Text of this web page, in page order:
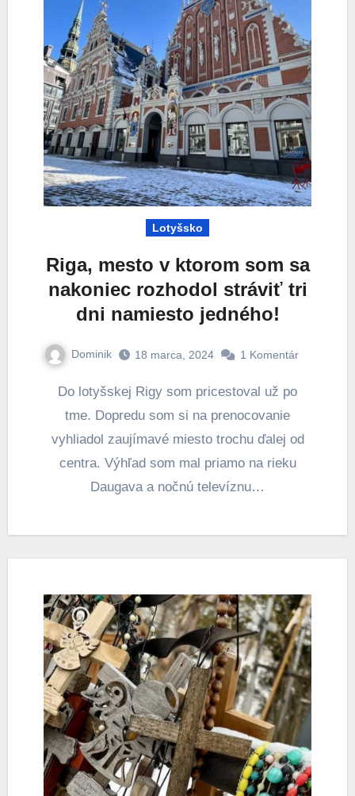
Lotyšsko
Riga, mesto v ktorom som sa
nakoniec rozhodol stráviť tri
dni namiesto jedného!
Dominik 18 marca, 2024 1 Komentár
Do lotyšskej Rigy som pricestoval už po
tme. Dopredu som si na prenocovanie
vyhliadol zaujímavé miesto trochu ďalej od
centra. Výhľad som mal priamo na rieku
Daugava a nočnú televíznu…